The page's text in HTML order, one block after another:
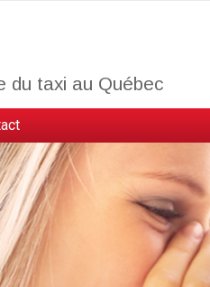
du taxi au Québec